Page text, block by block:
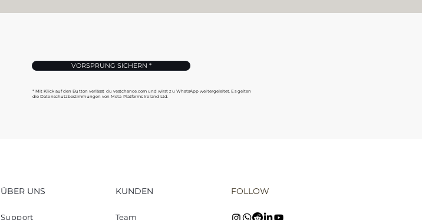
VORSPRUNG SICHERN *
* Mit Klick auf den Button verlässt du vestchance.com und wirst zu WhatsApp weitergeleitet. Es gelten
die Datenschutzbestimmungen von Meta Platforms Ireland Ltd.
ÜBER UNS
Support
KUNDEN
Team
FOLLOW